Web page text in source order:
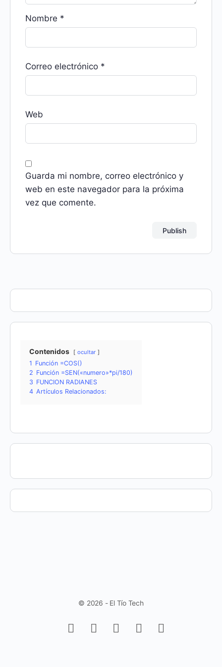
Nombre *
Correo electrónico *
Web
Guarda mi nombre, correo electrónico y
web en este navegador para la próxima
vez que comente.
Contenidos ocultar
1 Función =COS()
2 Función =SEN(«numero»*pi/180)
3 FUNCION RADIANES
4 Artículos Relacionados:
© 2026 - El Tío Tech